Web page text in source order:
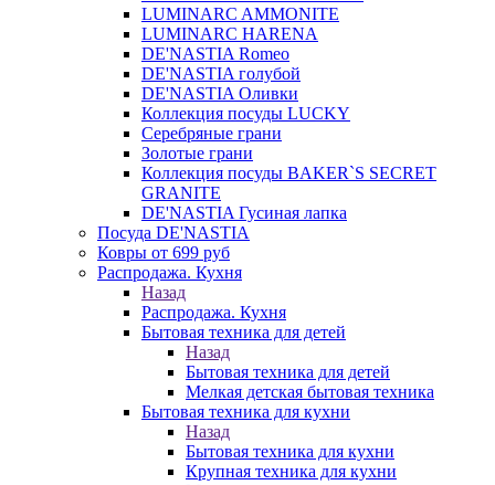
LUMINARC AMMONITE
LUMINARC HARENA
DE'NASTIA Romeo
DE'NASTIA голубой
DE'NASTIA Оливки
Коллекция посуды LUCKY
Серебряные грани
Золотые грани
Коллекция посуды BAKER`S SECRET
GRANITE
DE'NASTIA Гусиная лапка
Посуда DE'NASTIA
Ковры от 699 руб
Распродажа. Кухня
Назад
Распродажа. Кухня
Бытовая техника для детей
Назад
Бытовая техника для детей
Мелкая детская бытовая техника
Бытовая техника для кухни
Назад
Бытовая техника для кухни
Крупная техника для кухни